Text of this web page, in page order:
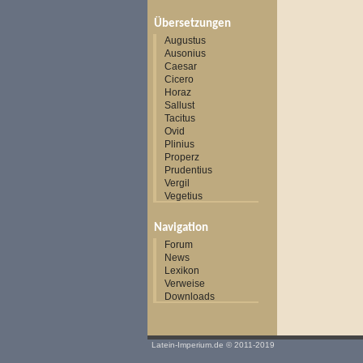
Übersetzungen
Augustus
Ausonius
Caesar
Cicero
Horaz
Sallust
Tacitus
Ovid
Plinius
Properz
Prudentius
Vergil
Vegetius
Navigation
Forum
News
Lexikon
Verweise
Downloads
Latein-Imperium.de © 2011-2019